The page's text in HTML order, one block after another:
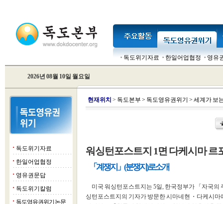
독도위기자료 한일어업협정 영유
2026년 08월 10일 월요일
■ 독도위기자료
■ 한일어업협정
■ 영유권문답
■ 독도위기칼럼
■ 독도영유권위기 논문
현재위치 > 독도본부 > 독도영유권위기 > 세계가 보
워싱턴포스트지 1면 다케시마 르
「계쟁지」(분쟁지)로 소개
미국 워싱턴포스트지는 5일, 한국정부가 「자국의
싱턴포스트지의 기자가 방문한 시마네현・다케시